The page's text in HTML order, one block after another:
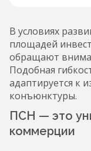
В условиях
площадей
обращают
Подобная
адаптируется к
конъюнктуры.
ПСН — это
коммерции